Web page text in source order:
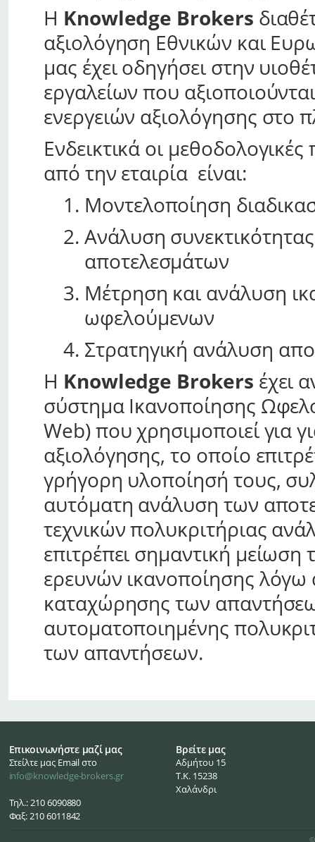
Η Knowledge Brokers
αξιολόγηση Εθνικών και
μας έχει οδηγήσει στην
εργαλείων που
ενεργειών αξιολόγησης στο
Ενδεικτικά οι
από την εταιρία είναι:
Μοντελοποίηση
Ανάλυση
αποτελεσμάτων
Μέτρηση και ανάλυση
ωφελούμενων
Στρατηγική ανάλυση
Η Knowledge Brokers έχει
σύστημα Ικανοποίησης
Web) που χρησιμοποιεί για
αξιολόγησης, το οποίο
γρήγορη υλοποίησή τους,
αυτόματη ανάλυση των
τεχνικών πολυκριτήριας
επιτρέπει σημαντική
ερευνών ικανοποίησης
καταχώρησης των
αυτοματοποιημένης
των απαντήσεων.
Επικοινωνήστε μαζί μας
Στείλτε μας Email στο
info@knowledge-brokers.gr
Τηλ.: 210 6090880
Φαξ: 210 6011842
Βρείτε μας
Αδμήτου 15
Τ.Κ. 15238
Χαλάνδρι